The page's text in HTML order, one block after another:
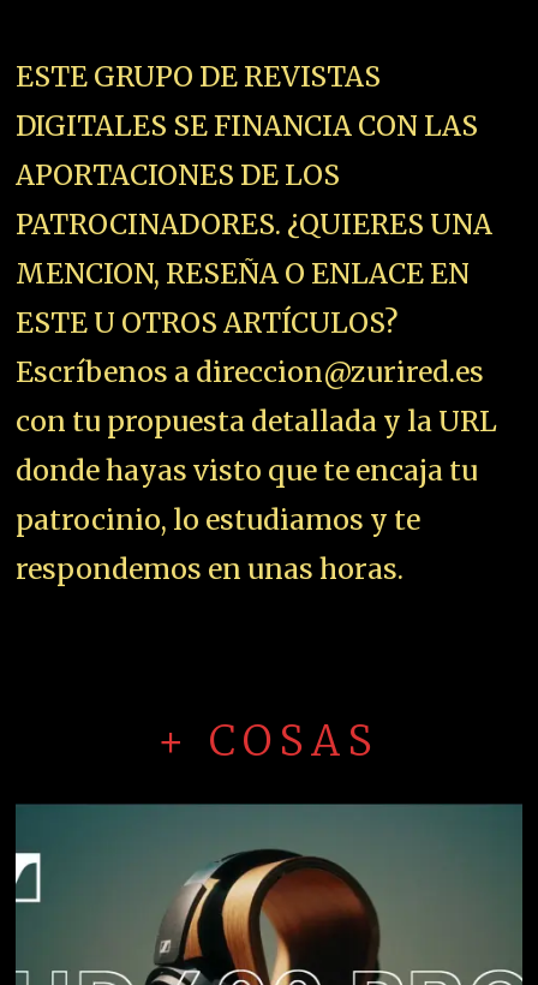
ESTE GRUPO DE REVISTAS
DIGITALES SE FINANCIA CON LAS
APORTACIONES DE LOS
PATROCINADORES. ¿QUIERES UNA
MENCION, RESEÑA O ENLACE EN
ESTE U OTROS ARTÍCULOS?
Escríbenos a direccion@zurired.es
con tu propuesta detallada y la URL
donde hayas visto que te encaja tu
patrocinio, lo estudiamos y te
respondemos en unas horas.
+ COSAS